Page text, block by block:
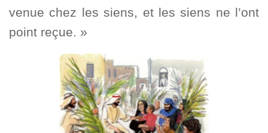
venue chez les siens, et les siens ne l’ont
point reçue. »